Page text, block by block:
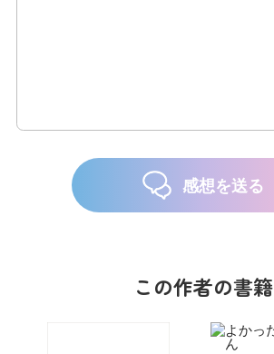
感想を送る
この作者の書籍